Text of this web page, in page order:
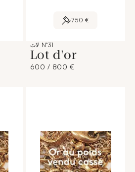
750 €
لاٽ N°31
Lot d'or
600 / 800 €